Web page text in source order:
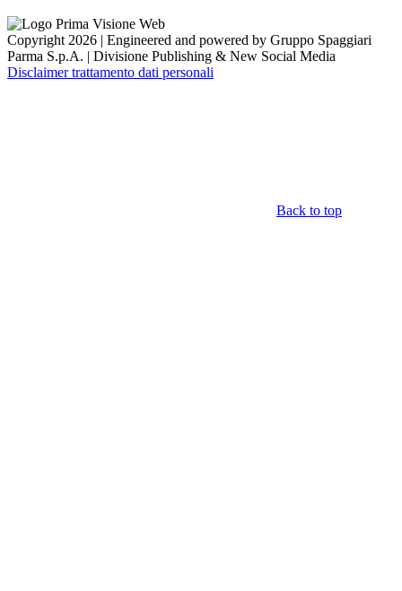
Copyright 2026 | Engineered and powered by Gruppo Spaggiari
Parma S.p.A. | Divisione Publishing & New Social Media
Disclaimer trattamento dati personali
Back to top